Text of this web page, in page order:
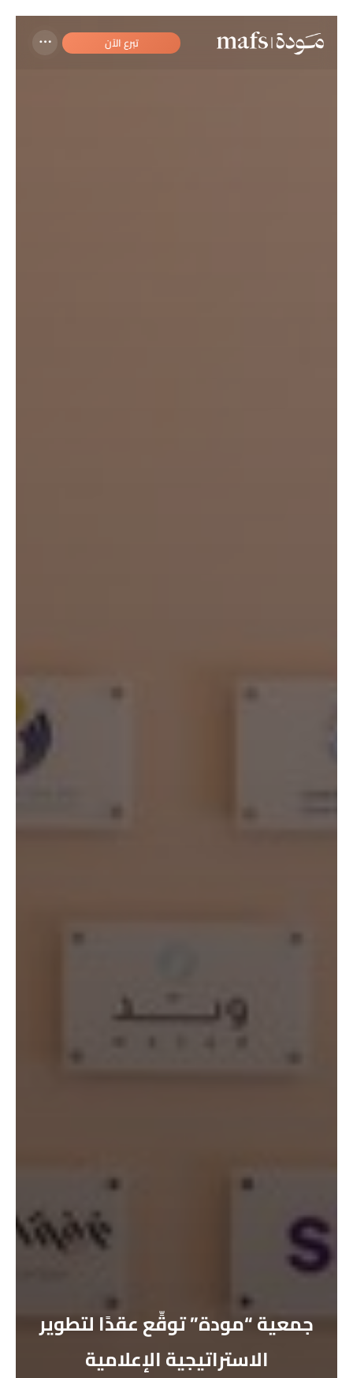
تبرع الآن
جمعية “مودة” توقِّع عقدًا لتطوير
الاستراتيجية الإعلامية